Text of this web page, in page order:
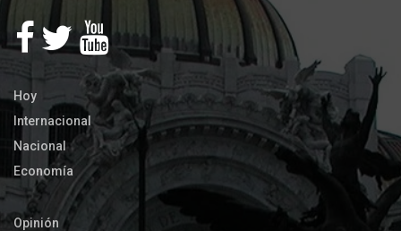
Hoy
Internacional
Nacional
Economía
Opinión